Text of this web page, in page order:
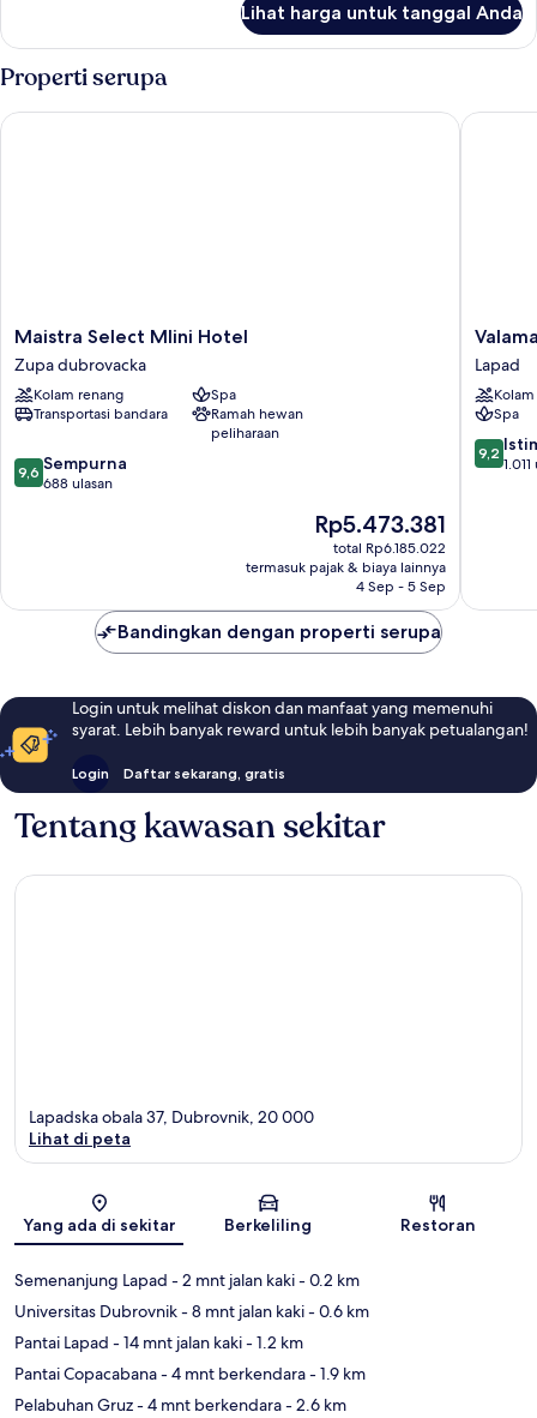
terbatas
Kamar
Klasik,
balkon,
pemandangan
laut
Lihat harga untuk tanggal Anda
Properti serupa
Maistra
Select
Mlini
Hotel
Zupa
Maistra Select Mlini Hotel
Zupa dubrovacka
Kolam renang
Spa
Transportasi bandara
Ramah hewan
peliharaan
9.6
dari
9,6 Sempurna
688 ulasan
Harga
sekarang
Rp5.473.381
Rp5.473.381
total Rp6.185.022
termasuk pajak & biaya lainnya
4 Sep - 5 Sep
Maistra Select Mlini Hotel
Valamar
Lacroma
Hotel
Lapad
Lapad
Spa
9.2
dari
9,2
Bandingkan dengan properti serupa
Login untuk melihat diskon dan manfaat yang memenuhi
syarat. Lebih banyak reward untuk lebih banyak petualangan!
Login Daftar sekarang, gratis
Tentang kawasan sekitar
Peta
Lapadska obala 37, Dubrovnik, 20 000
Lihat di peta
Yang ada di sekitar Berkeliling Restoran
Semenanjung Lapad - 2 mnt jalan kaki- 0.2 km
Universitas Dubrovnik- 8 mnt jalan kaki- 0.6 km
Pantai Lapad - 14 mnt jalan kaki- 1.2 km
Pantai Copacabana- 4 mnt berkendara- 1.9 km
Pelabuhan Gruz- 4 mnt berkendara- 2.6 km